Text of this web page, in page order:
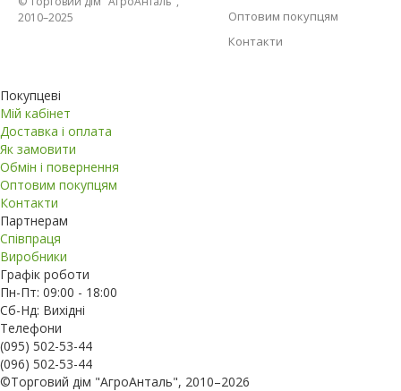
2010–2025
Оптовим покупцям
Контакти
Покупцеві
Мій кабінет
Доставка і оплата
Як замовити
Обмін і повернення
Оптовим покупцям
Контакти
Партнерам
Співпраця
Виробники
Графік роботи
Пн-Пт: 09:00 - 18:00
Сб-Нд: Вихідні
Телефони
(095) 502-53-44
(096) 502-53-44
©Торговий дім "АгроАнталь", 2010–2026